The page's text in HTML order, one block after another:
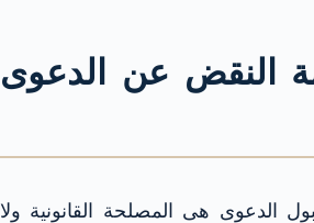
النقض عن الدعوى
الدعوى هى المصلحة القانونية ولا